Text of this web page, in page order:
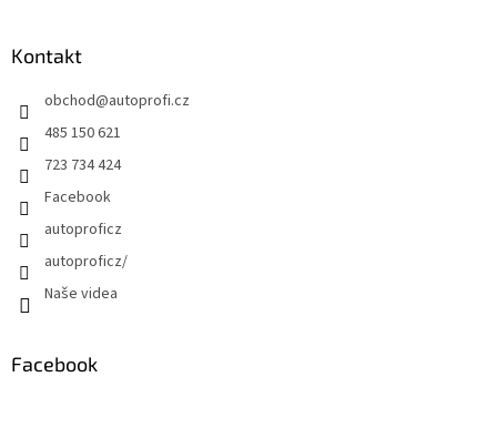
Kontakt
obchod@autoprofi.cz
485 150 621
723 734 424
Facebook
autoproficz
autoproficz/
Naše videa
Facebook